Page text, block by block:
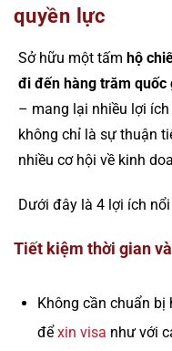
quyền lực
Sở hữu một tấm hộ
đi đến hàng trăm
– mang lại nhiều lợi
không chỉ là sự thuận
nhiều cơ hội về kinh
Dưới đây là 4 lợi ích
Tiết kiệm thời gian
Không cần chuẩn
để xin visa như với